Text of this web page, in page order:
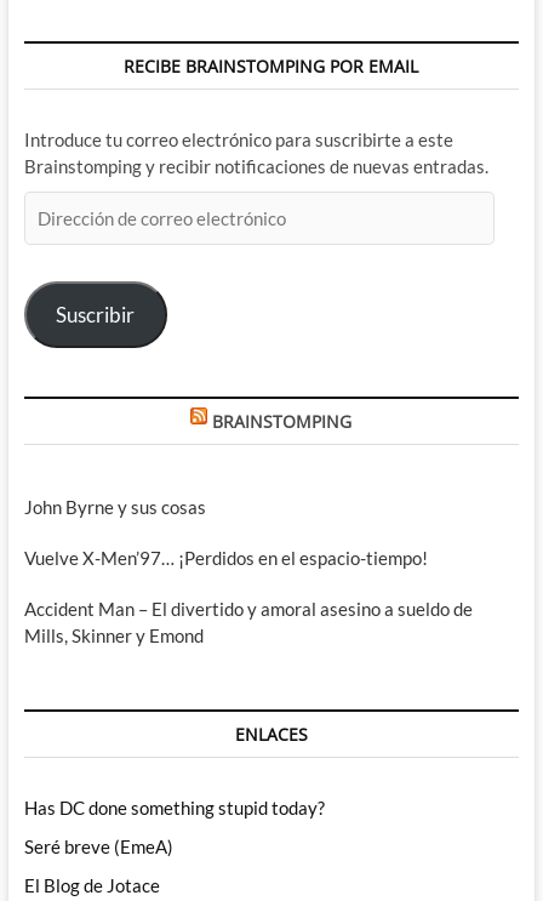
RECIBE BRAINSTOMPING POR EMAIL
Introduce tu correo electrónico para suscribirte a este
Brainstomping y recibir notificaciones de nuevas entradas.
de
electrónico
Suscribir
BRAINSTOMPING
John Byrne y sus cosas
Vuelve X-Men’97… ¡Perdidos en el espacio-tiempo!
Accident Man – El divertido y amoral asesino a sueldo de
Mills, Skinner y Emond
ENLACES
Has DC done something stupid today?
Seré breve (EmeA)
El Blog de Jotace